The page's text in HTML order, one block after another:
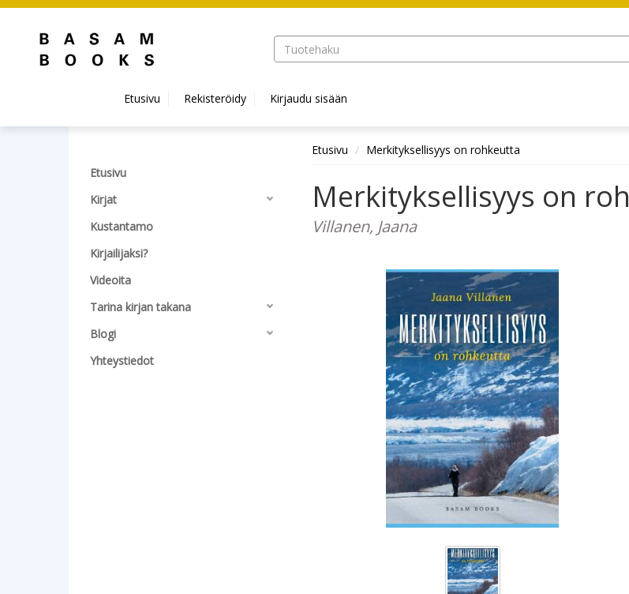
Hyppää pääsisältöön
Etusivu Rekisteröidy Kirjaudu sisään
Etusivu
Kirjat
Kustantamo
Kirjailijaksi?
Videoita
Tarina kirjan takana
Blogi
Yhteystiedot
Etusivu Merkityksellisyys on rohkeutta
Merkityksellisyys on
Villanen, Jaana